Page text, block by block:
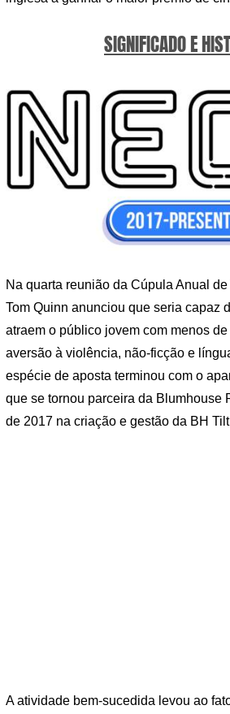
SIGNIFICADO E
Na quarta reunião da Cúpula Anual
Tom Quinn anunciou que seria capaz
atraem o público jovem com menos
aversão à violência, não-ficção e
espécie de aposta terminou com o
que se tornou parceira da Blumhouse
de 2017 na criação e gestão da BH
A atividade bem-sucedida levou ao